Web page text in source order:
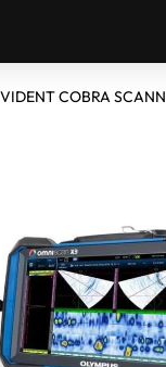
COBRA